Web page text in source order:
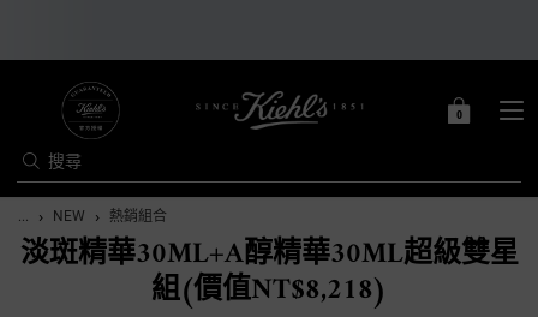
搜尋
購0
0 PRODUCT IN
Main content
... NEW 熱銷組合
淡斑精華30ML+A醇精華30ML超級雙星
組(價值NT$8,218)